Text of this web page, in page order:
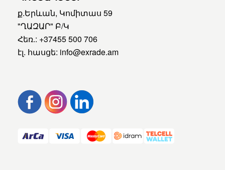
ք.Երևան, Կոմիտաս 59
"ՂԱԶԱՐ" Բ/Կ
Հեռ.: +37455 500 706
էլ. հասցե: info@exrade.am